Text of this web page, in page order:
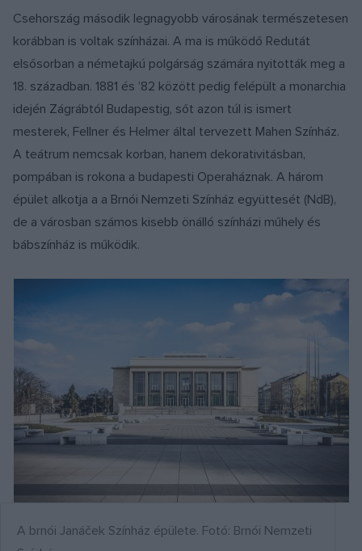
Csehország második legnagyobb városának természetesen
korábban is voltak színházai. A ma is működő Redutát
elsősorban a németajkú polgárság számára nyitották meg a
18. században. 1881 és ’82 között pedig felépült a monarchia
idején Zágrábtól Budapestig, sőt azon túl is ismert
mesterek, Fellner és Helmer által tervezett Mahen Színház.
A teátrum nemcsak korban, hanem dekorativitásban,
pompában is rokona a budapesti Operaháznak. A három
épület alkotja a a Brnói Nemzeti Színház együttesét (NdB),
de a városban számos kisebb önálló színházi műhely és
bábszínház is működik.
A brnói Janáček Színház épülete. Fotó: Brnói Nemzeti